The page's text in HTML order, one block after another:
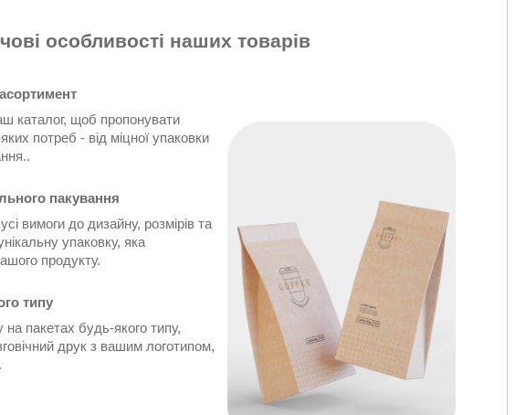
особливості наших товарів
каталог, щоб пропонувати
потреб - від міцної упаковки
пакування
вимоги до дизайну, розмірів та
упаковку, яка
продукту.
типу
пакетах будь-якого типу,
друк з вашим логотипом,